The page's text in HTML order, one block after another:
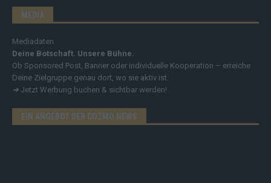
MEDIA
Mediadaten
Deine Botschaft. Unsere Bühne.
Ob Sponsored Post, Banner oder individuelle Kooperation – erreiche
Deine Zielgruppe genau dort, wo sie aktiv ist.
➔ Jetzt Werbung buchen & sichtbar werden!
EIN ANGEBOT DER COZMO NEWS